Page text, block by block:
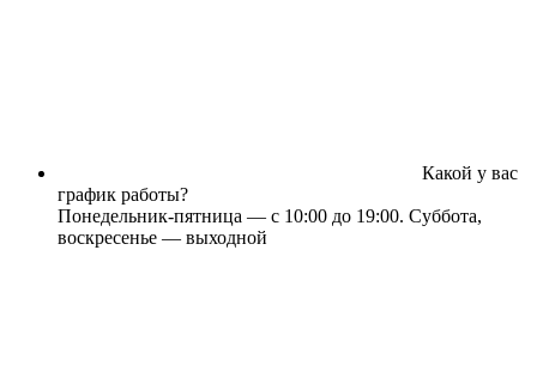
Какой у вас
график работы?
Понедельник-пятница — с 10:00 до 19:00. Суббота,
воскресенье — выходной